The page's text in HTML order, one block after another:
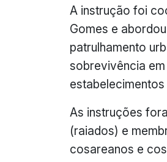
A instrução foi
Gomes e
patrulhamento
sobrevivência
As instruções
(raiados) e
cosareanos e